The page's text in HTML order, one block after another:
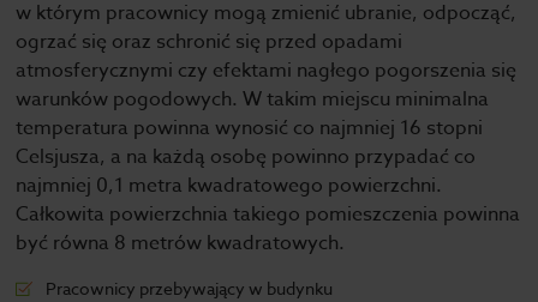
w którym pracownicy mogą zmienić ubranie, odpocząć,
ogrzać się oraz schronić się przed opadami
atmosferycznymi czy efektami nagłego pogorszenia się
warunków pogodowych. W takim miejscu minimalna
temperatura powinna wynosić co najmniej 16 stopni
Celsjusza, a na każdą osobę powinno przypadać co
najmniej 0,1 metra kwadratowego powierzchni.
Całkowita powierzchnia takiego pomieszczenia powinna
być równa 8 metrów kwadratowych.
Pracownicy przebywający w budynku